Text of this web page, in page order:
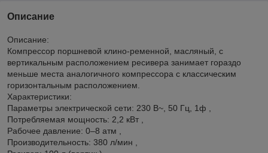
Описание
Описание:
Компрессор поршневой клино-ременной, масляный, с
вертикальным расположением ресивера занимает гораздо
меньше места аналогичного компрессора с классическим
горизонтальным расположением.
Характеристики:
Параметры электрической сети: 230 В~, 50 Гц, 1ф ,
Потребляемая мощность: 2,2 кВт ,
Рабочее давление: 0–8 атм ,
Производительность: 380 л/мин ,